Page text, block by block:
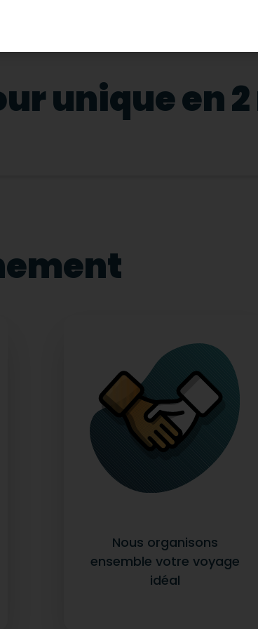
unique en
Nous organisons
ensemble votre voyage
idéal